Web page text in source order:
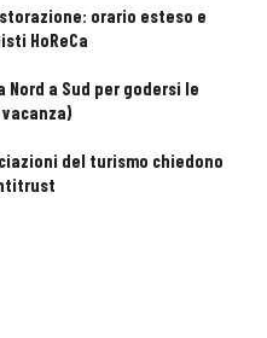
orario esteso e
HoReCa
a Sud per godersi le
del turismo chiedono